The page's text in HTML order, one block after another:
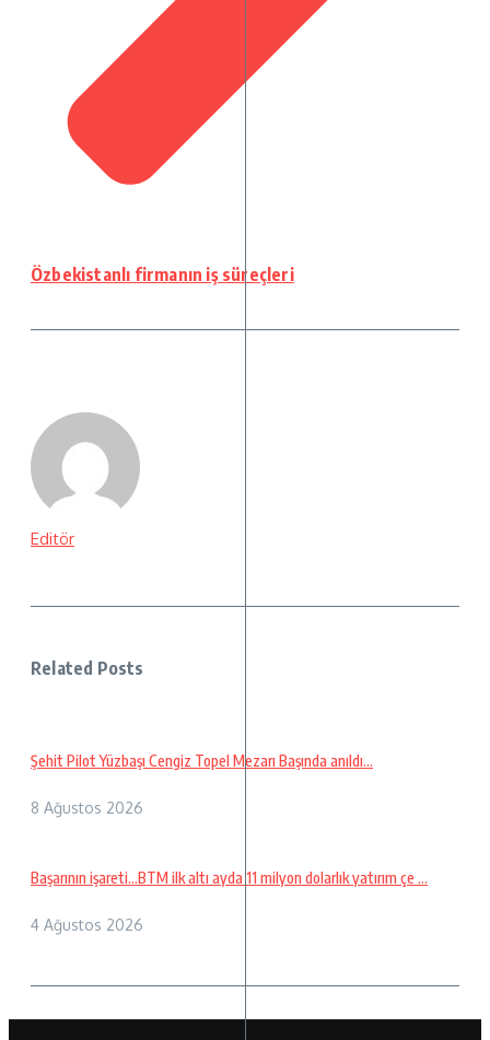
Özbekistanlı firmanın iş süreçleri
Editör
Related Posts
Şehit Pilot Yüzbaşı Cengiz Topel Mezarı Başında anıldı…
8 Ağustos 2026
Başarının işareti…BTM ilk altı ayda 11 milyon dolarlık yatırım çe ...
4 Ağustos 2026